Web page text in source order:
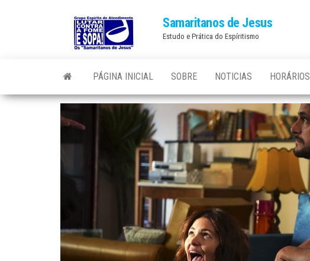
Samaritanos de Jesus
Estudo e Prática do Espíritismo
PÁGINA INICIAL SOBRE NOTICIAS HORÁRIOS